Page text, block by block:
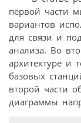
первой части
вариантов
для связи и
анализа. Во
архитектуре и
базовых
второй части
диаграммы